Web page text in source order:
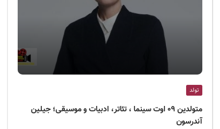
تولد
متولدین ۰۹ اوت سینما ، تئاتر، ادبیات و موسیقی؛ جیلین
آندرسون